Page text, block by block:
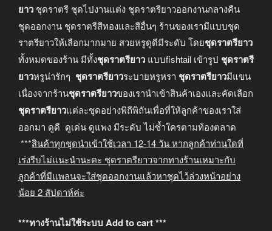
ยาว ชุดราตรี ชุดไปงานแต่ง ชุดราตรียาวออกงานกลางคืน
ชุดออกงาน ชุดราตรีสีทองและสีอื่นๆ ร้านของเรามีแบบชุด
ราตรียาวให้เลือกมากมาย สวยหรูดูดีมีระดับ โดยชุดราตรียาว
ทั้งหมดของร้าน มีทั้งชุดราตรียาว แบบfishtail เข้ารูป ชุดราตรี
ยาวหรูน่ารักๆ ชุดราตรียาวระบายหรูหรา ชุดราตรียาวมีแขน
เนื่องจากร้านชุดราตรียาวของเรานำเข้าสินค้าเองและคัดเลือก
ชุดราตรียาวแต่ละชุดอย่างพิถีพิถันเพื่อที่ให้ลูกค้าของเราใส่
ออกมา ดูดี ดูเด่น ดูแพง มีระดับ ไม่ซ้ำใครตามท้องตลาด
***สินค้าทุกชุดนำเข้าใช้เวลา 12-14 วัน หากลูกค้าท่านใดที่
เร่งรีบไม่แนะนำนะคะ ชุดราตรียาวจากทางร้านเหมาะกับ
ลูกค้าที่มีแพลนจะใส่ชุดออกงานแล้วหาชุดไว้ล่วงหน้าอย่าง
น้อย 2 สัปดาห์ค่ะ
***ทางร้านไม่ใช้ระบบ Add to cart ***